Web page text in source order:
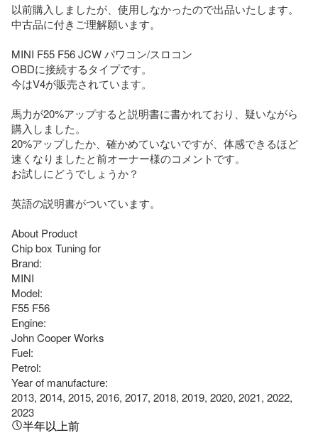
以前購入しましたが、使用しなかったので出品いたします。
中古品に付きご理解願います。
MINI F55 F56 JCW パワコン/スロコン
OBDに接続するタイプです。
今はV4が販売されています。
馬力が20%アップすると説明書に書かれており、疑いながら
購入しました。
20%アップしたか、確かめていないですが、体感できるほど
速くなりましたと前オーナー様のコメントです。
お試しにどうでしょうか？
英語の説明書がついています。
About Product
Chip box Tuning for
Brand:
MINI
Model:
F55 F56
Engine:
John Cooper Works
Fuel:
Petrol:
Year of manufacture:
2013, 2014, 2015, 2016, 2017, 2018, 2019, 2020, 2021, 2022,
2023
半年以上前